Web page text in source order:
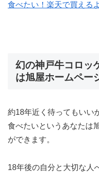
食べたい！楽天で買えるよ
幻の神戸牛コロッ
は旭屋ホームペー
約18年近く待ってもいい
食べたいというあなたは
ができます。
18年後の自分と大切な人